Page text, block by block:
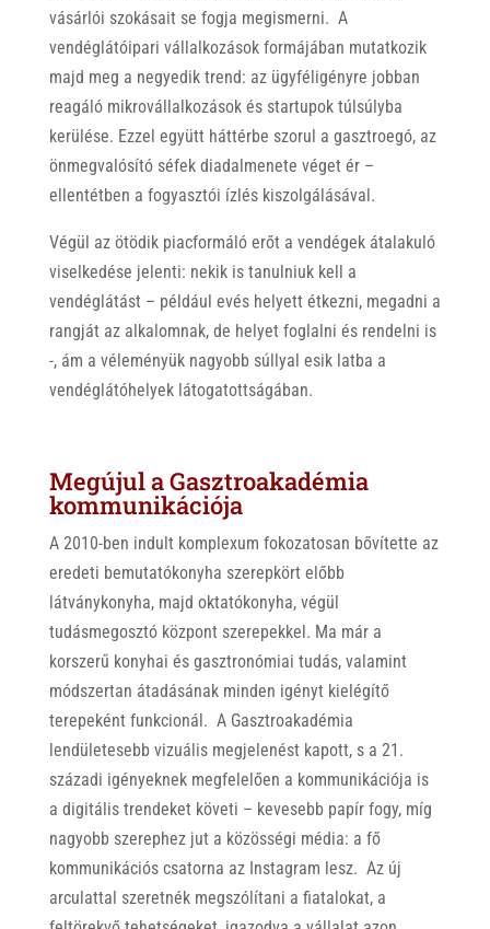
vásárlói szokásait se fogja megismerni. A
vendéglátóipari vállalkozások formájában mutatkozik
majd meg a negyedik trend: az ügyféligényre jobban
reagáló mikrovállalkozások és startupok túlsúlyba
kerülése. Ezzel együtt háttérbe szorul a gasztroegó, az
önmegvalósító séfek diadalmenete véget ér –
ellentétben a fogyasztói ízlés kiszolgálásával.
Végül az ötödik piacformáló erőt a vendégek átalakuló
viselkedése jelenti: nekik is tanulniuk kell a
vendéglátást – például evés helyett étkezni, megadni a
rangját az alkalomnak, de helyet foglalni és rendelni is
-, ám a véleményük nagyobb súllyal esik latba a
vendéglátóhelyek látogatottságában.
Megújul a Gasztroakadémia
kommunikációja
A 2010-ben indult komplexum fokozatosan bővítette az
eredeti bemutatókonyha szerepkört előbb
látványkonyha, majd oktatókonyha, végül
tudásmegosztó központ szerepekkel. Ma már a
korszerű konyhai és gasztronómiai tudás, valamint
módszertan átadásának minden igényt kielégítő
terepeként funkcionál. A Gasztroakadémia
lendületesebb vizuális megjelenést kapott, s a 21.
századi igényeknek megfelelően a kommunikációja is
a digitális trendeket követi – kevesebb papír fogy, míg
nagyobb szerephez jut a közösségi média: a fő
kommunikációs csatorna az Instagram lesz. Az új
arculattal szeretnék megszólítani a fiatalokat, a